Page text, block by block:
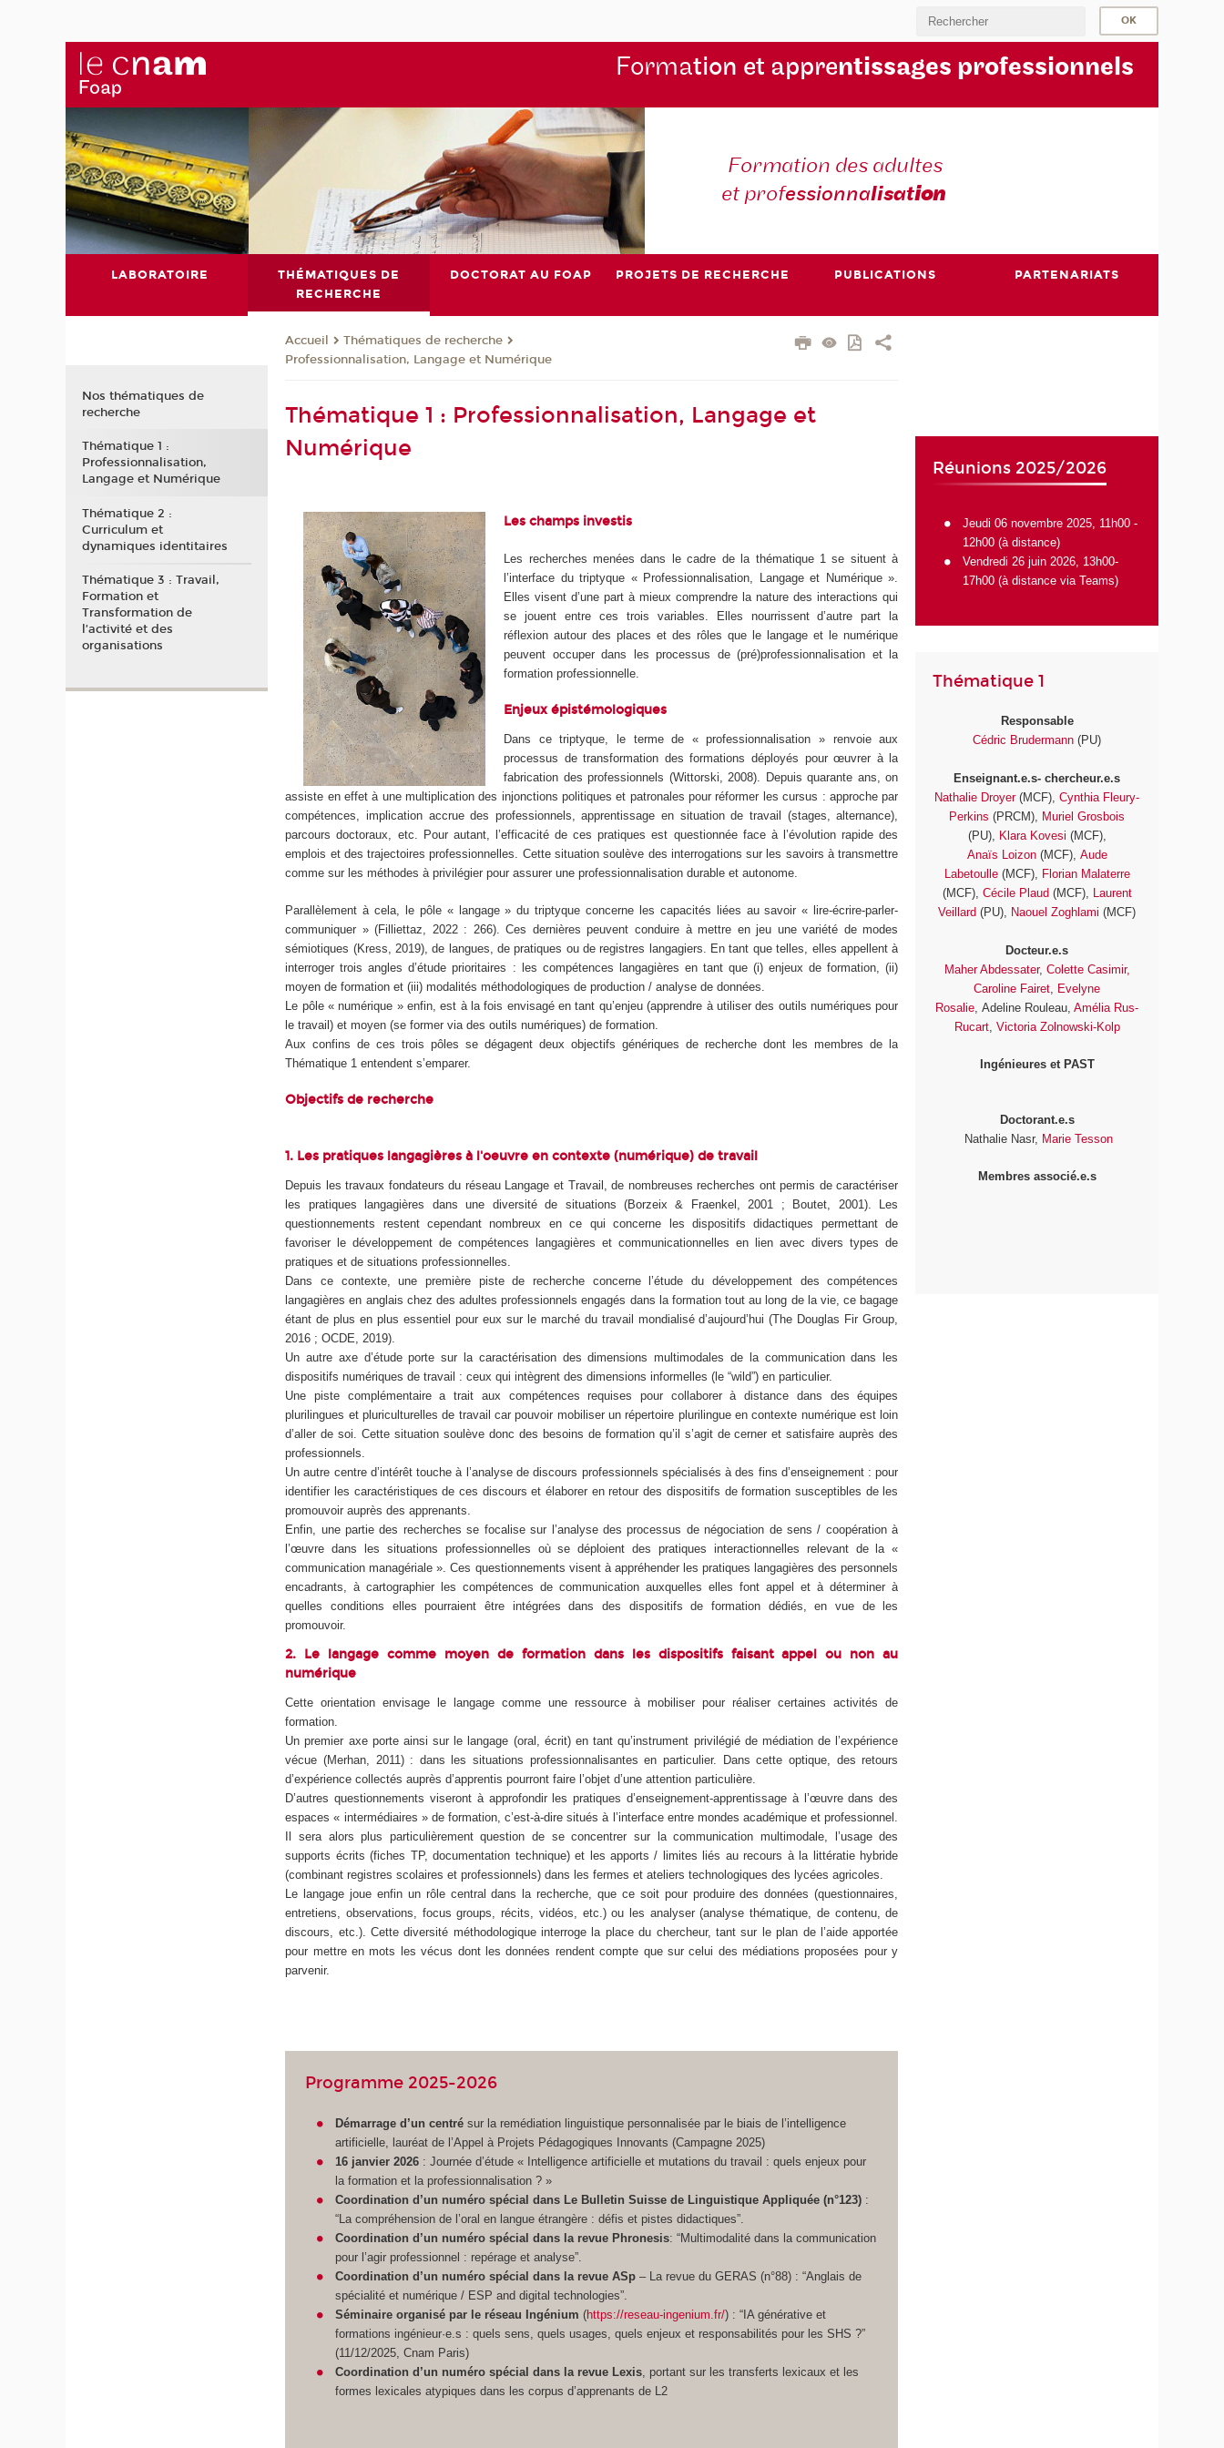
Formation et apprentissages professionnels
Formation des adultes
et professionnalisation
LABORATOIRE
THÉMATIQUES DE
RECHERCHE
DOCTORAT AU FOAP PROJETS DE RECHERCHE PUBLICATIONS PARTENARIATS
Accueil
Thématiques de recherche
Professionnalisation, Langage et Numérique
Thématique 1 : Professionnalisation, Langage et
Numérique
Les champs investis
Les recherches menées dans le cadre de la thématique 1 se situent à
l’interface du triptyque « Professionnalisation, Langage et Numérique ».
Elles visent d’une part à mieux comprendre la nature des interactions qui
se jouent entre ces trois variables. Elles nourrissent d’autre part la
réflexion autour des places et des rôles que le langage et le numérique
peuvent occuper dans les processus de (pré)professionnalisation et la
formation professionnelle.
Enjeux épistémologiques
Dans ce triptyque, le terme de « professionnalisation » renvoie aux
processus de transformation des formations déployés pour œuvrer à la
fabrication des professionnels (Wittorski, 2008). Depuis quarante ans, on
assiste en effet à une multiplication des injonctions politiques et patronales pour réformer les cursus : approche par
compétences, implication accrue des professionnels, apprentissage en situation de travail (stages, alternance),
parcours doctoraux, etc. Pour autant, l’efficacité de ces pratiques est questionnée face à l’évolution rapide des
emplois et des trajectoires professionnelles. Cette situation soulève des interrogations sur les savoirs à transmettre
comme sur les méthodes à privilégier pour assurer une professionnalisation durable et autonome.
Parallèlement à cela, le pôle « langage » du triptyque concerne les capacités liées au savoir « lire-écrire-parler-
communiquer » (Filliettaz, 2022 : 266). Ces dernières peuvent conduire à mettre en jeu une variété de modes
sémiotiques (Kress, 2019), de langues, de pratiques ou de registres langagiers. En tant que telles, elles appellent à
interroger trois angles d’étude prioritaires : les compétences langagières en tant que (i) enjeux de formation, (ii)
moyen de formation et (iii) modalités méthodologiques de production / analyse de données.
Le pôle « numérique » enfin, est à la fois envisagé en tant qu’enjeu (apprendre à utiliser des outils numériques pour
le travail) et moyen (se former via des outils numériques) de formation.
Aux confins de ces trois pôles se dégagent deux objectifs génériques de recherche dont les membres de la
Thématique 1 entendent s’emparer.
Objectifs de recherche
1. Les pratiques langagières à l'oeuvre en contexte (numérique) de travail
Depuis les travaux fondateurs du réseau Langage et Travail, de nombreuses recherches ont permis de caractériser
les pratiques langagières dans une diversité de situations (Borzeix & Fraenkel, 2001 ; Boutet, 2001). Les
questionnements restent cependant nombreux en ce qui concerne les dispositifs didactiques permettant de
favoriser le développement de compétences langagières et communicationnelles en lien avec divers types de
pratiques et de situations professionnelles.
Dans ce contexte, une première piste de recherche concerne l’étude du développement des compétences
langagières en anglais chez des adultes professionnels engagés dans la formation tout au long de la vie, ce bagage
étant de plus en plus essentiel pour eux sur le marché du travail mondialisé d’aujourd’hui (The Douglas Fir Group,
2016 ; OCDE, 2019).
Un autre axe d’étude porte sur la caractérisation des dimensions multimodales de la communication dans les
dispositifs numériques de travail : ceux qui intègrent des dimensions informelles (le “wild”) en particulier.
Une piste complémentaire a trait aux compétences requises pour collaborer à distance dans des équipes
plurilingues et pluriculturelles de travail car pouvoir mobiliser un répertoire plurilingue en contexte numérique est loin
d’aller de soi. Cette situation soulève donc des besoins de formation qu’il s’agit de cerner et satisfaire auprès des
professionnels.
Un autre centre d’intérêt touche à l’analyse de discours professionnels spécialisés à des fins d’enseignement : pour
identifier les caractéristiques de ces discours et élaborer en retour des dispositifs de formation susceptibles de les
promouvoir auprès des apprenants.
Enfin, une partie des recherches se focalise sur l’analyse des processus de négociation de sens / coopération à
l’œuvre dans les situations professionnelles où se déploient des pratiques interactionnelles relevant de la «
communication managériale ». Ces questionnements visent à appréhender les pratiques langagières des personnels
encadrants, à cartographier les compétences de communication auxquelles elles font appel et à déterminer à
quelles conditions elles pourraient être intégrées dans des dispositifs de formation dédiés, en vue de les
promouvoir.
2. Le langage comme moyen de formation dans les dispositifs faisant appel ou non au
numérique
Cette orientation envisage le langage comme une ressource à mobiliser pour réaliser certaines activités de
formation.
Un premier axe porte ainsi sur le langage (oral, écrit) en tant qu’instrument privilégié de médiation de l’expérience
vécue (Merhan, 2011) : dans les situations professionnalisantes en particulier. Dans cette optique, des retours
d’expérience collectés auprès d’apprentis pourront faire l’objet d’une attention particulière.
D’autres questionnements viseront à approfondir les pratiques d’enseignement-apprentissage à l’œuvre dans des
espaces « intermédiaires » de formation, c’est-à-dire situés à l’interface entre mondes académique et professionnel.
Il sera alors plus particulièrement question de se concentrer sur la communication multimodale, l’usage des
supports écrits (fiches TP, documentation technique) et les apports / limites liés au recours à la littératie hybride
(combinant registres scolaires et professionnels) dans les fermes et ateliers technologiques des lycées agricoles.
Le langage joue enfin un rôle central dans la recherche, que ce soit pour produire des données (questionnaires,
entretiens, observations, focus groups, récits, vidéos, etc.) ou les analyser (analyse thématique, de contenu, de
discours, etc.). Cette diversité méthodologique interroge la place du chercheur, tant sur le plan de l’aide apportée
pour mettre en mots les vécus dont les données rendent compte que sur celui des médiations proposées pour y
parvenir.
Programme 2025-2026
Démarrage d’un centré sur la remédiation linguistique personnalisée par le biais de l’intelligence
artificielle, lauréat de l’Appel à Projets Pédagogiques Innovants (Campagne 2025)
16 janvier 2026: Journée d’étude « Intelligence artificielle et mutations du travail : quels enjeux pour
la formation et la professionnalisation ? »
Coordination d’un numéro spécial dans Le Bulletin Suisse de Linguistique Appliquée (n°123):
“La compréhension de l’oral en langue étrangère : défis et pistes didactiques”.
Coordination d’un numéro spécial dans la revue Phronesis: “Multimodalité dans la communication
pour l’agir professionnel : repérage et analyse”.
Coordination d’un numéro spécial dans la revue ASp– La revue du GERAS (n°88) : “Anglais de
spécialité et numérique / ESP and digital technologies”.
Séminaire organisé par le réseau Ingénium (https://reseau-ingenium.fr/) : “IA générative et
formations ingénieur·e.s : quels sens, quels usages, quels enjeux et responsabilités pour les SHS ?”
(11/12/2025, Cnam Paris)
Coordination d’un numéro spécial dans la revue Lexis, portant sur les transferts lexicaux et les
formes lexicales atypiques dans les corpus d’apprenants de L2
Réunions 2025/2026
Jeudi 06 novembre 2025, 11h00 -
12h00 (à distance)
Vendredi 26 juin 2026, 13h00-
17h00 (à distance via Teams)
Thématique 1
Responsable
Cédric Brudermann (PU)
Enseignant.e.s- chercheur.e.s
Nathalie Droyer(MCF),Cynthia Fleury-
Perkins (PRCM), Muriel Grosbois
(PU), Klara Kovesi (MCF),
Anaïs Loizon(MCF), Aude
Labetoulle(MCF), Florian Malaterre
(MCF), Cécile Plaud (MCF), Laurent
Veillard (PU), Naouel Zoghlami (MCF)
Docteur.e.s
Maher Abdessater, Colette Casimir,
Caroline Fairet, Evelyne
Rosalie, Adeline Rouleau, Amélia Rus-
Rucart, Victoria Zolnowski-Kolp
Ingénieures et PAST
Doctorant.e.s
Nathalie Nasr, Marie Tesson
Membres associé.e.s
Nos thématiques de
recherche
Thématique 1 :
Professionnalisation,
Langage et Numérique
Thématique 2 :
Curriculum et
dynamiques identitaires
Thématique 3 : Travail,
Formation et
Transformation de
l’activité et des
organisations